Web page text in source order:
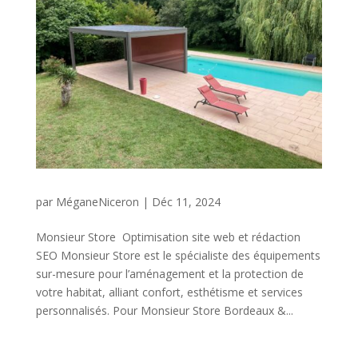
par MéganeNiceron | Déc 11, 2024
Monsieur Store Optimisation site web et rédaction
SEO Monsieur Store est le spécialiste des équipements
sur-mesure pour l’aménagement et la protection de
votre habitat, alliant confort, esthétisme et services
personnalisés. Pour Monsieur Store Bordeaux &...